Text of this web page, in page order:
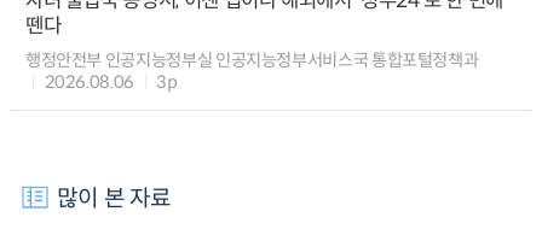
뗀다
행정안전부 인공지능정부실 인공지능정부서비스국 통합포털정책과
2026.08.06
3p
많이 본 자료